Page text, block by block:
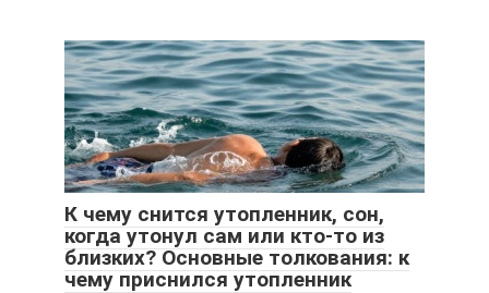
К чему снится утопленник, сон,
когда утонул сам или кто-то из
близких? Основные толкования: к
чему приснился утопленник